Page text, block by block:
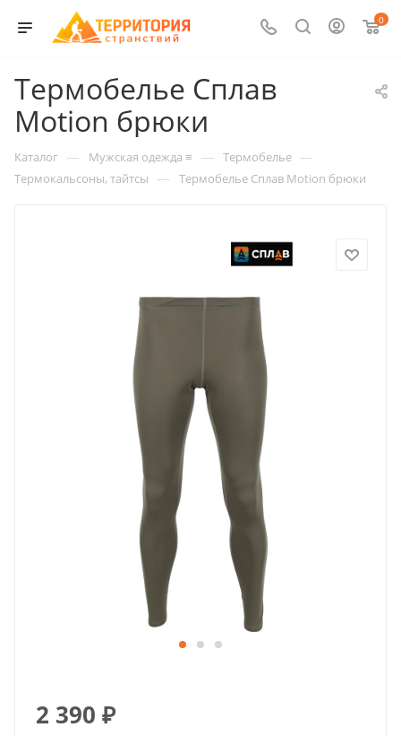
0
Термобелье Сплав
Motion брюки
Каталог — Мужская одежда ≡ — Термобелье —
Термокальсоны, тайтсы — Термобелье Сплав Motion брюки
2 390 ₽